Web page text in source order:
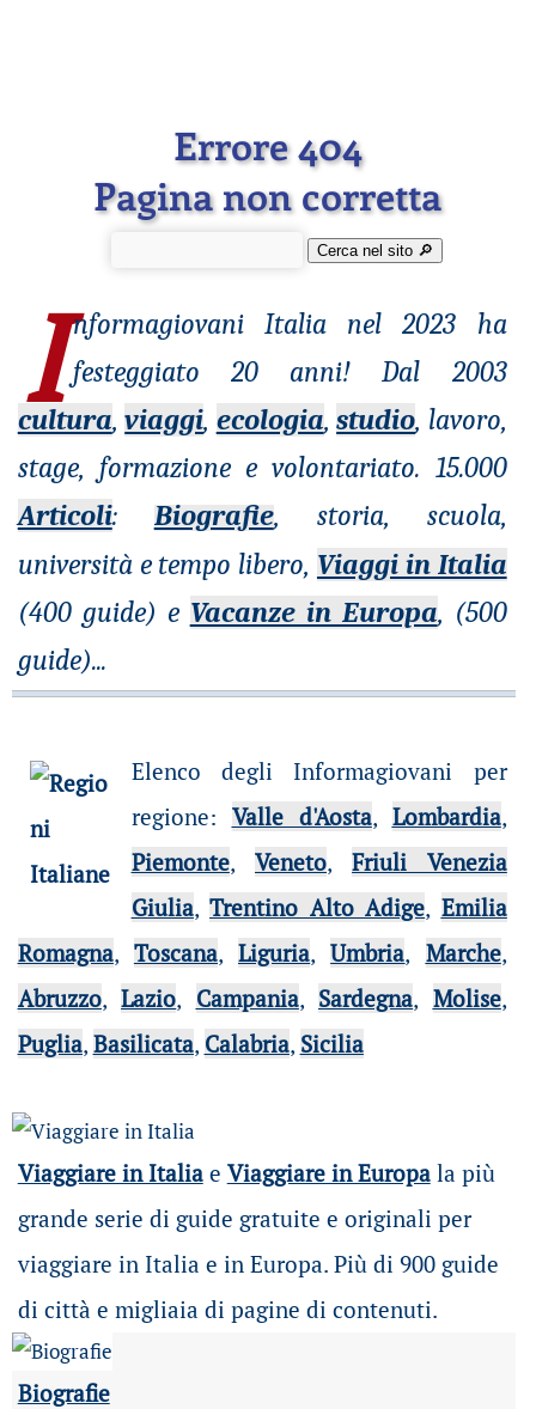
Errore 404
Pagina non corretta
Cerca nel sito 🔎︎
I nformagiovaniItalia nel 2023 ha
festeggiato 20 anni! Dal 2003
cultura,viaggi, ecologia,studio, lavoro,
stage, formazione e volontariato. 15.000
Articoli: Biografie, storia, scuola,
università e tempo libero, Viaggi in Italia
(400 guide) e Vacanze in Europa, (500
guide)...
Elenco degli Informagiovani per
regione: Valle d'Aosta, Lombardia,
Piemonte, Veneto,Friuli Venezia
Giulia,Trentino Alto Adige, Emilia
Romagna, Toscana,Liguria,Umbria, Marche,
Abruzzo,Lazio, Campania, Sardegna, Molise,
Puglia, Basilicata, Calabria, Sicilia
Viaggiare in Italiae Viaggiare in Europala più
grande serie di guide gratuite e originali per
viaggiare in Italia e in Europa. Più di 900 guide
di città e migliaia di pagine di contenuti.
Biografie